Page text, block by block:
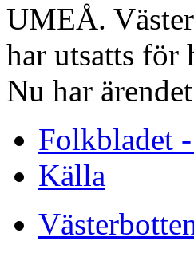
UMEÅ.
har utsatts för
Nu har
Folkbladet
Källa